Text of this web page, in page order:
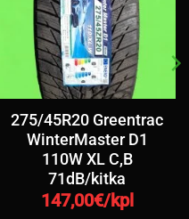
275/45R20 Greentrac
WinterMaster D1
110W XL C,B
71dB/kitka
147,00€/kpl